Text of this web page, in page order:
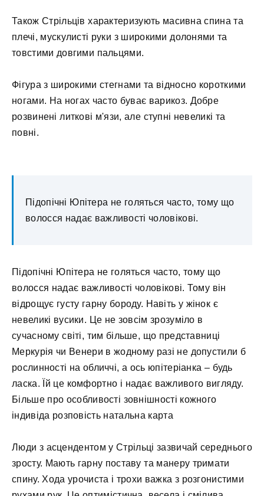
Також Стрільців характеризують масивна спина та
плечі, мускулисті руки з широкими долонями та
товстими довгими пальцями.
Фігура з широкими стегнами та відносно короткими
ногами. На ногах часто буває варикоз. Добре
розвинені литкові м'язи, але ступні невеликі та
повні.
Підопічні Юпітера не голяться часто, тому що
волосся надає важливості чоловікові.
Підопічні Юпітера не голяться часто, тому що
волосся надає важливості чоловікові. Тому він
відрощує густу гарну бороду. Навіть у жінок є
невеликі вусики. Це не зовсім зрозуміло в
сучасному світі, тим більше, що представниці
Меркурія чи Венери в жодному разі не допустили б
рослинності на обличчі, а ось юпітеріанка – будь
ласка. Їй це комфортно і надає важливого вигляду.
Більше про особливості зовнішності кожного
індивіда розповість натальна карта
Люди з асцендентом у Стрільці зазвичай середнього
зросту. Мають гарну поставу та манеру тримати
спину. Хода урочиста і трохи важка з розгонистими